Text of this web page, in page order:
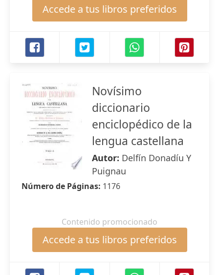
Accede a tus libros preferidos
Novísimo
diccionario
enciclopédico de la
lengua castellana
Autor: Delfín Donadíu Y
Puignau
Número de Páginas: 1176
Contenido promocionado
Accede a tus libros preferidos